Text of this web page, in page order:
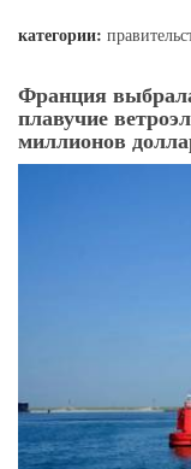
категории:
Франция
плавучие
миллионов